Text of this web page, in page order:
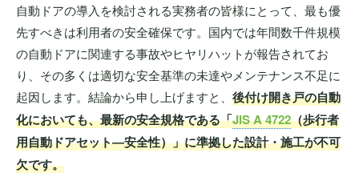
自動ドアの導入を検討される実務者の皆様にとって、最も優
先すべきは利用者の安全確保です。国内では年間数千件規模
の自動ドアに関連する事故やヒヤリハットが報告されてお
り、その多くは適切な安全基準の未達やメンテナンス不足に
起因します。結論から申し上げますと、 後付け開き戸の自動
化においても、最新の安全規格である「JIS A 4722（歩行者
用自動ドアセット―安全性）」に準拠した設計・施工が不可
欠です。